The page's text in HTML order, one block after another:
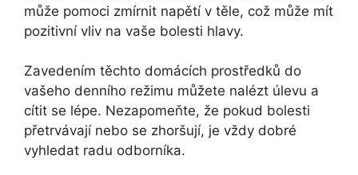
může pomoci zmírnit napětí v těle, což může mít
pozitivní vliv na vaše bolesti hlavy.
Zavedením těchto domácích prostředků do
vašeho denního režimu můžete nalézt úlevu a
cítit se lépe. Nezapomeňte, že pokud bolesti
přetrvávají nebo se zhoršují, je vždy dobré
vyhledat radu odborníka.